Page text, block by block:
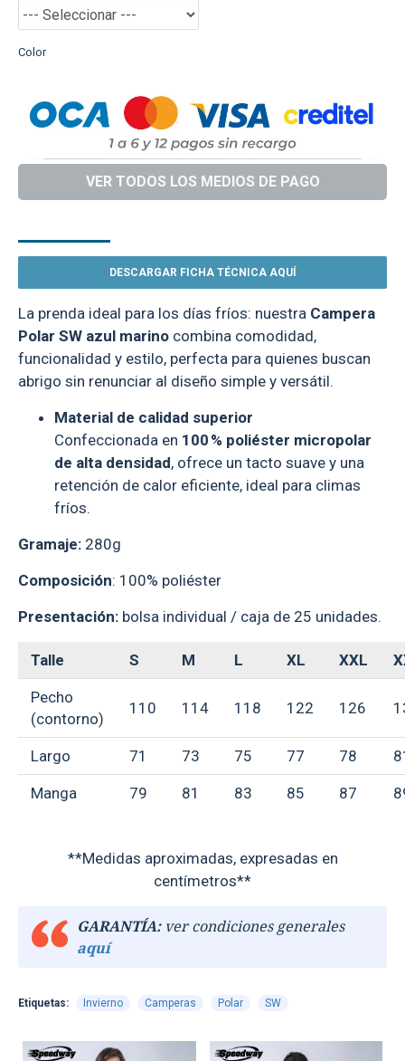
Color
VER TODOS LOS MEDIOS DE PAGO
DESCARGAR FICHA TÉCNICA AQUÍ
La prenda ideal para los días fríos: nuestra Campera
Polar SW azul marino combina comodidad,
funcionalidad y estilo, perfecta para quienes buscan
abrigo sin renunciar al diseño simple y versátil.
Material de calidad superior
Confeccionada en 100 % poliéster micropolar
de alta densidad, ofrece un tacto suave y una
retención de calor eficiente, ideal para climas
fríos.
Gramaje: 280g
Composición: 100% poliéster
Presentación: bolsa individual / caja de 25 unidades.
Talle S M L XL XXL
Pecho
(contorno)
110 114 118 122 126
Largo 71 73 75 77 78
Manga 79 81 83 85 87
**Medidas aproximadas, expresadas en
centímetros**
GARANTÍA:ver condiciones generales
aquí
Etiquetas: Invierno Camperas Polar SW
TEXTTRANSPARENTE TEXTTRANSPARENTE